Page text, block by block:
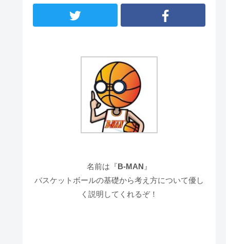
名前は『B-MAN 』
バスケットボールの基礎から考え方について優し
く説明してくれるぞ！